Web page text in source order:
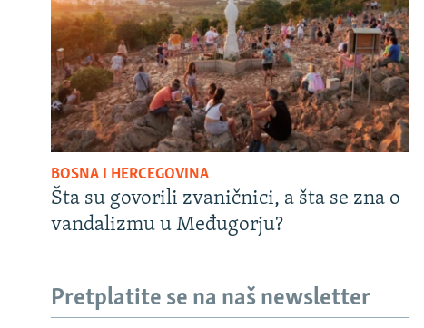
BOSNA I HERCEGOVINA
Šta su govorili zvaničnici, a šta se zna o
vandalizmu u Međugorju?
Pretplatite se na naš newsletter